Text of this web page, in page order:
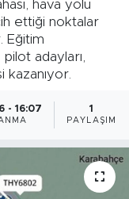
hava yolu
ettiği noktalar
Eğitim
adayları,
kazanıyor.
- 16:07 1
PAYLAŞIM